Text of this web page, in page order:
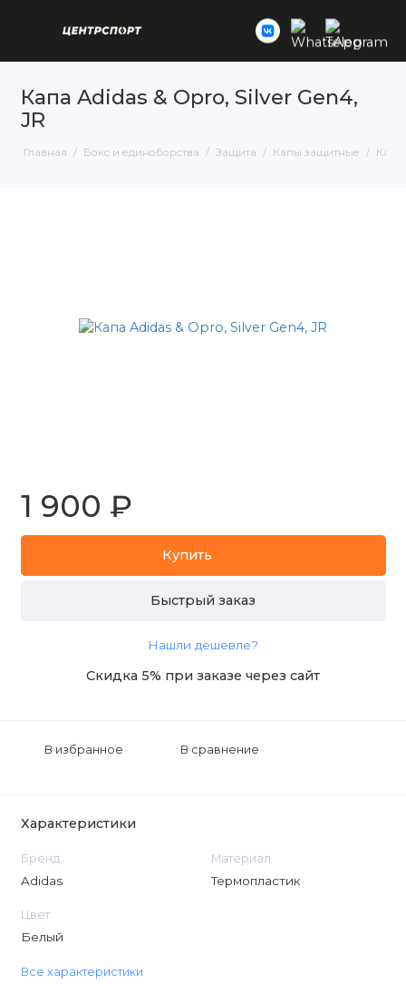
Капа Adidas & Opro, Silver Gen4,
JR
Главная Бокс и единоборства Защита Капы защитные Капа
1 900 ₽
Купить
Быстрый заказ
Нашли дешевле?
Скидка 5% при заказе через сайт
В избранное В сравнение
Характеристики
Бренд
Adidas
Материал
Термопластик
Цвет
Белый
Все характеристики